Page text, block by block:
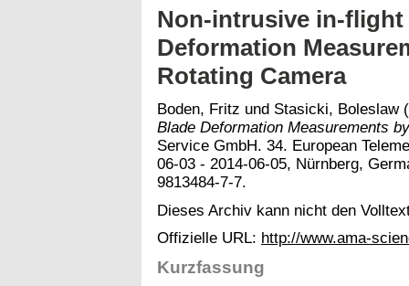
Non-intrusive in-flight
Deformation
Rotating Camera
Boden, Fritz und Stasicki, Boleslaw
Blade Deformation Measurements
Service GmbH. 34. European
06-03 - 2014-06-05, Nürnberg,
9813484-7-7.
Dieses Archiv kann nicht den
Offizielle URL: http://www.ama-
Kurzfassung